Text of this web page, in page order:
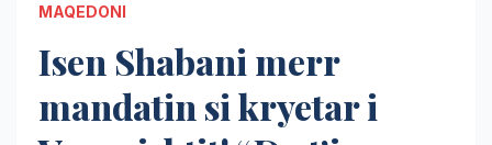
MAQEDONI
Isen Shabani merr
mandatin si kryetar i